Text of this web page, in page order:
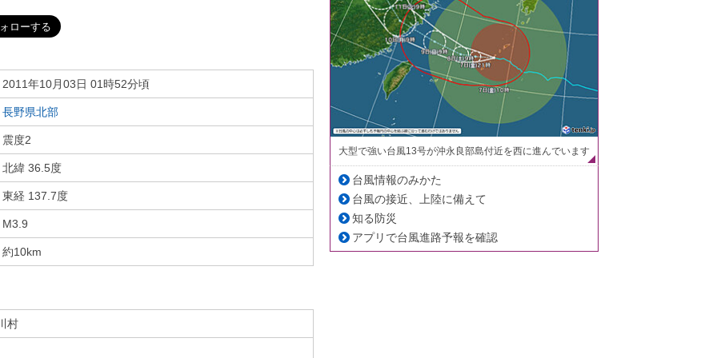
2011年10月03日 01時52分頃
長野県北部
震度2
北緯 36.5度
東経 137.7度
M3.9
約10km
村
大型で強い台風13号が沖永良部島付近を西に進んでいます
台風情報のみかた
台風の接近、上陸に備えて
知る防災
アプリで台風進路予報を確認